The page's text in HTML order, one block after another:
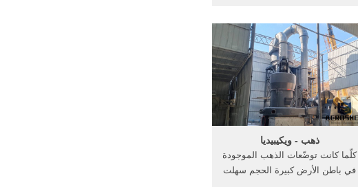
والزنك توجد في الأسواق إما في
هيئة صغيرة في حجم الزرار حيث
يقل كمية الفضة فيها أو في الأحجام
المعتادة...
ذهب - ويكيبيديا
كلّما كانت توضّعات الذهب الموجودة
في باطن الأرض كبيرة الحجم سهلت